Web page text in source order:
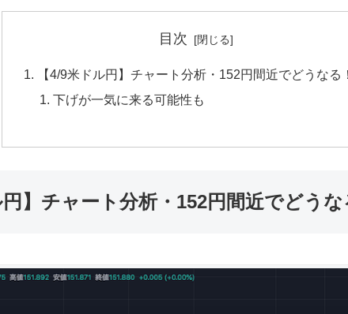
目次
【4/9米ドル円】チャート分析・152円間近でどうなる
下げが一気に来る可能性も
円】チャート分析・152円間近でどうな